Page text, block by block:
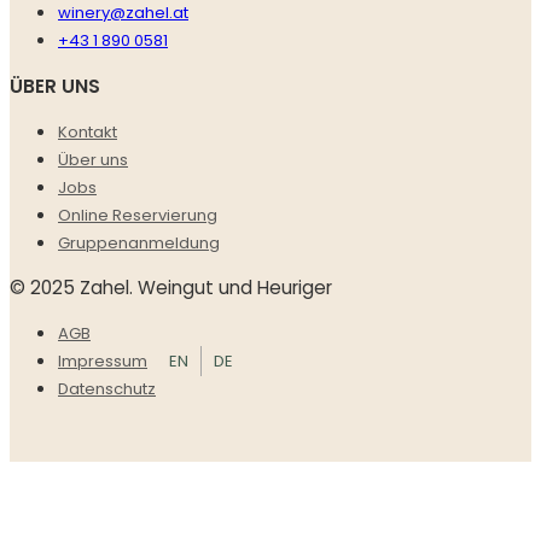
winery@zahel.at
+43 1 890 0581
ÜBER UNS
Kontakt
Über uns
Jobs
Online Reservierung
Gruppenanmeldung
© 2025 Zahel. Weingut und Heuriger
AGB
Impressum
Datenschutz
EN DE